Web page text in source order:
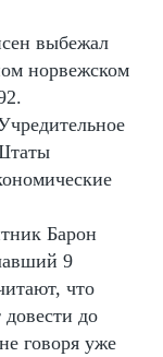
выбежал
норвежском
Барон
9
что
до
говоря уже